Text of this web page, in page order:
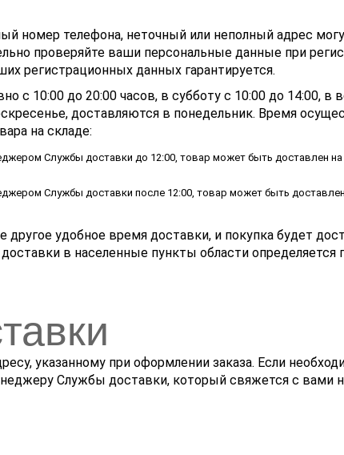
номер телефона, неточный или неполный адрес
проверяйте ваши персональные данные при
регистрационных данных гарантируется.
с 10:00 до 20:00 часов, в субботу с 10:00 до 14:00, в
доставляются в понедельник. Время
на складе:
Службы доставки до 12:00, товар может быть доставлен
Службы доставки после 12:00, товар может быть
удобное время доставки, и покупка будет
в населенные пункты области определяется
указанному при оформлении заказа. Если
Службы доставки, который свяжется с вами